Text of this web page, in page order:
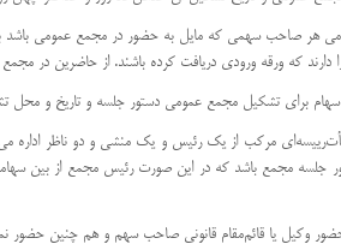
كه ورقه ورودی دریافت كرده باشند. از حاضرین در
هیأت‌رییسه‌ای مركب از یك رئیس و یك منشی و دو ناظر
جلسه مجمع باشد كه در این صورت رئیس مجمع از بین